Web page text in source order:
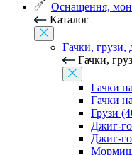
Оснащення,
Каталог
Гачки, грузи,
Гачки,
Гачки
Гачки
Грузи
Джиг-
Джиг-